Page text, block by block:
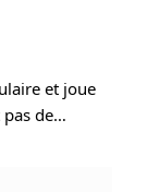
et joue
pas de…